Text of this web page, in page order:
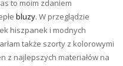
to moim zdaniem
bluzy. W przeglądzie
hiszpanek i modnych
także szorty z kolorowymi
z najlepszych materiałów na